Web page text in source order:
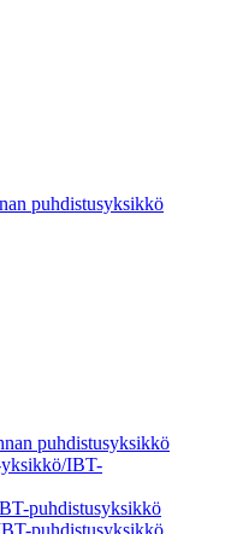
puhdistusyksikkö
puhdistusyksikkö
IBT-
puhdistusyksikkö
puhdistusyksikkö